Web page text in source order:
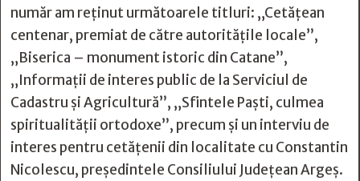
număr am reținut următoarele titluri: „Cetățean
centenar, premiat de către autoritățile locale”,
„Biserica – monument istoric din Catane”,
„Informații de interes public de la Serviciul de
Cadastru și Agricultură”, „Sfintele Paști, culmea
spiritualității ortodoxe”, precum și un interviu de
interes pentru cetățenii din localitate cu Constantin
Nicolescu, președintele Consiliului Județean Argeș.